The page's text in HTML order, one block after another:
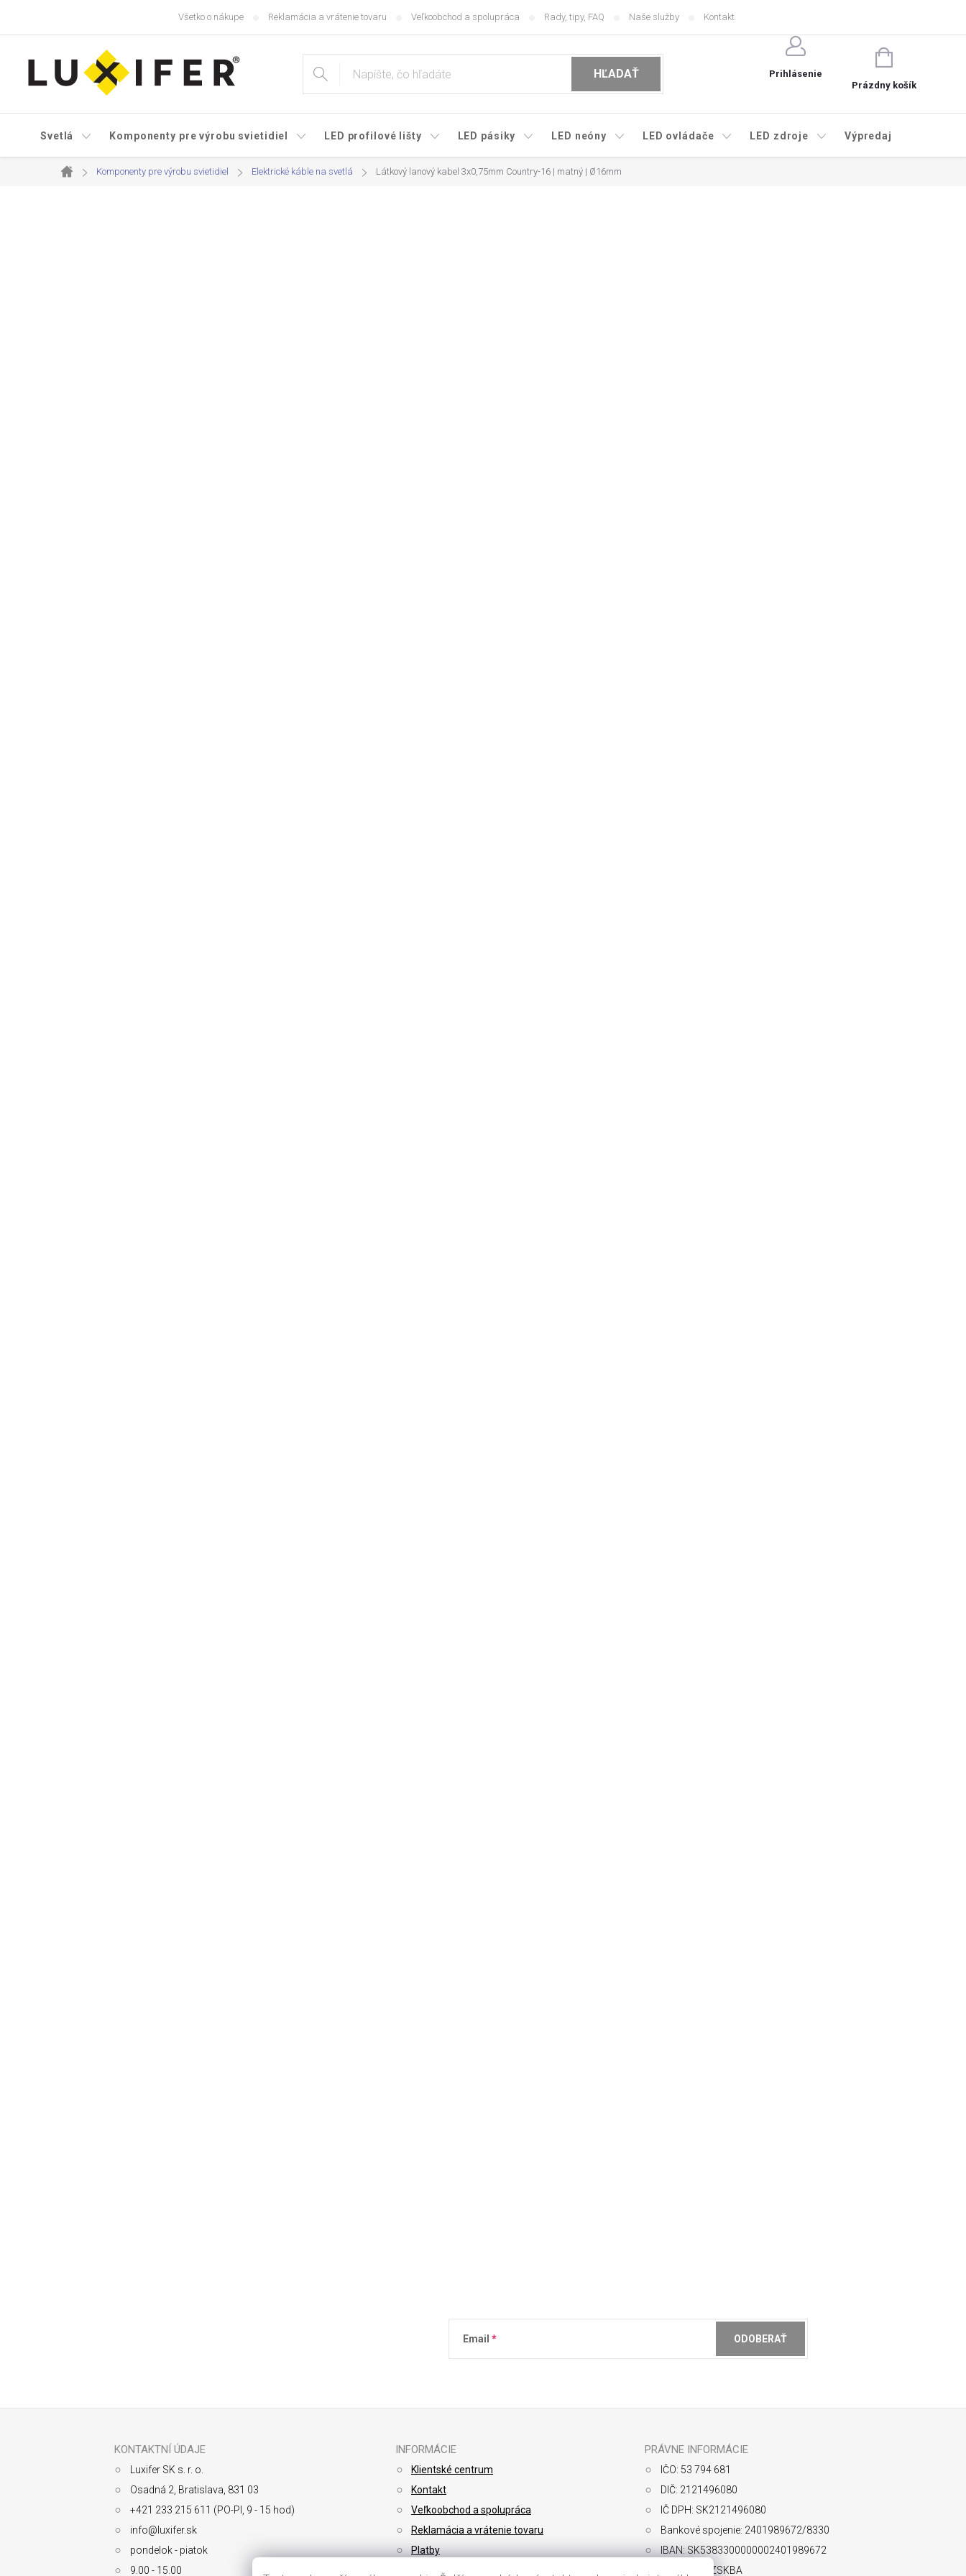
Všetko o nákupe Reklamácia a vrátenie tovaru Veľkoobchod a spolupráca Rady, tipy, FAQ Naše služby Kontakt
HĽADAŤ Prihlásenie
NÁKUPNÝ
KOŠÍK
Prázdny košík
Svetlá Komponenty pre výrobu svietidiel LED profilové lišty LED pásiky LED neóny LED ovládače LED zdroje Výpredaj
Domov
Komponenty pre výrobu svietidiel Elektrické káble na svetlá Látkový lanový kabel 3x0,75mm Country-16 | matný | Ø16mm
Email ODOBERAŤ
KONTAKTNÍ ÚDAJE
Luxifer SK s. r. o.
Osadná 2, Bratislava, 831 03
+421 233 215 611 (PO-PI, 9 - 15 hod)
info@luxifer.sk
pondelok - piatok
9.00 - 15.00
INFORMÁCIE
Klientské centrum
Kontakt
Veľkoobchod a spolupráca
Reklamácia a vrátenie tovaru
Platby
Doprava
PRÁVNE INFORMÁCIE
IČO: 53 794 681
DIČ: 2121496080
IČ DPH: SK2121496080
Bankové spojenie: 2401989672/8330
IBAN: SK5383300000002401989672
SWIFT: FIOZSKBA